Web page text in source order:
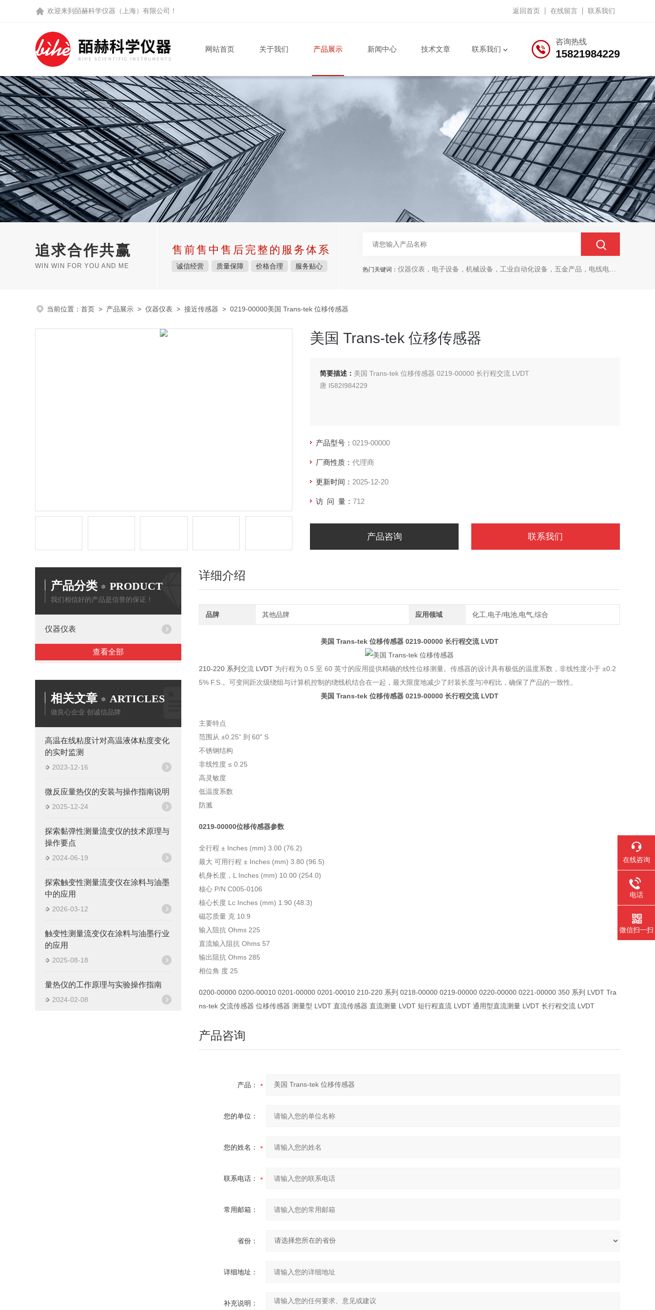
欢迎来到 皕赫科学仪器（上海）有限公司 ！ 返回首页 在线留言 联系我们
咨询热线
15821984229
网站首页 关于我们 产品展示 新闻中心 技术文章 联系我们
追求合作共赢
WIN WIN FOR YOU AND ME
售前售中售后完整的服务体系
诚信经营 质量保障 价格合理 服务贴心 热门关键词： 仪器仪表，电子设备，机械设备，工业自动化设备，五金产品，电线电缆，金属材料，电子
当前位置： 首页 > 产品展示 > 仪器仪表 > 接近传感器 > 0219-00000美国 Trans-tek 位移传感器
美国 Trans-tek 位移传感器
简要描述： 美国 Trans-tek 位移传感器 0219-00000 长行程交流 LVDT
唐 I582I984229
产品型号： 0219-00000
厂商性质： 代理商
更新时间： 2025-12-20
访 问 量： 712
产品咨询 联系我们
产品分类 PRODUCT
我们相信好的产品是信誉的保证！
仪器仪表
查看全部
相关文章 ARTICLES
做良心企业 创诚信品牌
高温在线粘度计对高温液体粘度变化
的实时监测
2023-12-16
微反应量热仪的安装与操作指南说明
2025-12-24
探索黏弹性测量流变仪的技术原理与
操作要点
2024-06-19
探索触变性测量流变仪在涂料与油墨
中的应用
2026-03-12
触变性测量流变仪在涂料与油墨行业
的应用
2025-08-18
量热仪的工作原理与实验操作指南
2024-02-08
详细介绍
品牌 其他品牌 应用领域 化工,电子/电池,电气,综合
美国 Trans-tek 位移传感器0219-00000 长行程交流 LVDT
210-220 系列交流 LVDT 为行程为 0.5 至 60 英寸的应用提供精确的线性位移测量。传感器的设计具有极低的温度系数，非线性度小于 ±0.2
5% F.S.。可变间距次级绕组与计算机控制的绕线机结合在一起，最大限度地减少了封装长度与冲程比，确保了产品的一致性。
美国 Trans-tek 位移传感器0219-00000 长行程交流 LVDT
主要特点
范围从 ±0.25“ 到 60" S
不锈钢结构
非线性度 ≤ 0.25
高灵敏度
低温度系数
防溅
0219-00000位移传感器参数
全行程 ± Inches (mm) 3.00 (76.2)
最大 可用行程 ± Inches (mm) 3.80 (96.5)
机身长度，L Inches (mm) 10.00 (254.0)
核心 P/N C005-0106
核心长度 Lc Inches (mm) 1.90 (48.3)
磁芯质量 克 10.9
输入阻抗 Ohms 225
直流输入阻抗 Ohms 57
输出阻抗 Ohms 285
相位角 度 25
0200-00000 0200-00010 0201-00000 0201-00010 210-220 系列 0218-00000 0219-00000 0220-00000 0221-00000 350 系列 LVDT Tra
ns-tek 交流传感器 位移传感器 测量型 LVDT 直流传感器 直流测量 LVDT 短行程直流 LVDT 通用型直流测量 LVDT 长行程交流 LVDT
产品咨询
产品：
您的单位：
您的姓名：
联系电话：
常用邮箱：
省份：
详细地址：
补充说明：
在线咨询
电话
微信扫一扫